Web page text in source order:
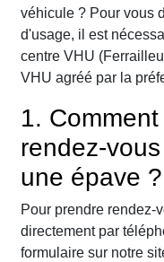
véhicule ? Pour vous
d'usage, il est
centre VHU
VHU agréé par la
1.
rendez-
une épave ?
Pour prendre rendez-
directement par
formulaire sur notre